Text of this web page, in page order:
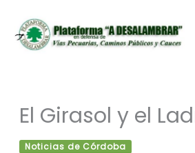
contenido
El Girasol y el
Noticias de Córdoba